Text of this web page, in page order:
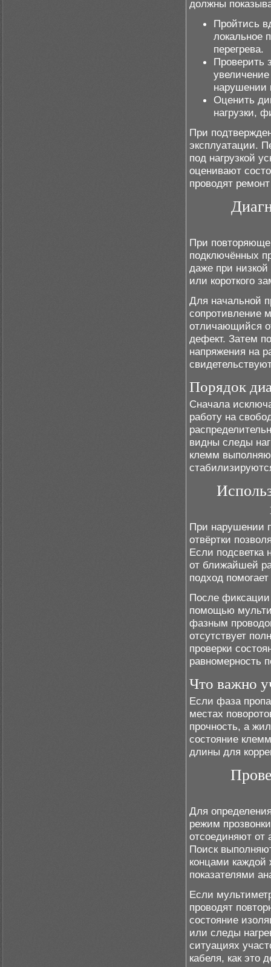
должны
Пройтись
локальное
перегрева.
Проверить
нарушении
Оценить
нагрузки,
При
эксплуатации.
под нагрузкой
оценивают
проводят
При
подключённых
даже при низкой
или короткого
Для начальной
сопротивление
отличающийся
дефект. Затем
напряжения на
Порядок
Сначала
работу на
видны следы
клемм
При нарушении
отвёртки
Если подсветка
от ближайшей
подход
После фиксации
помощью
фазным
отсутствует
проверки
равномерность
Что важно
Если фаза
местах
прочность, а
состояние
длины для
Для
режим
отсоединяют от
Поиск
концами каждой
показателями
Если
проводят
состояние
или следы
ситуациях
кабеля, как это